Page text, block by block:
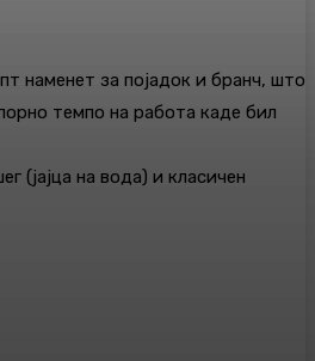
наменет за појадок и бранч, што
темпо на работа каде бил
(јајца на вода) и класичен